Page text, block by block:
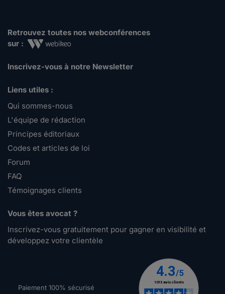
Retrouvez toutes nos webconférences
sur :
Inscrivez-vous à notre Newsletter
Liens utiles :
Qui sommes-nous
L'équipe de rédaction
Principes éditoriaux
Codes et articles de loi
Forum
FAQ
Témoignages clients
Vous êtes avocat ?
Inscrivez-vous gratuitement pour gagner en visibilité et
développez votre clientèle
Paiement 100% sécurisé